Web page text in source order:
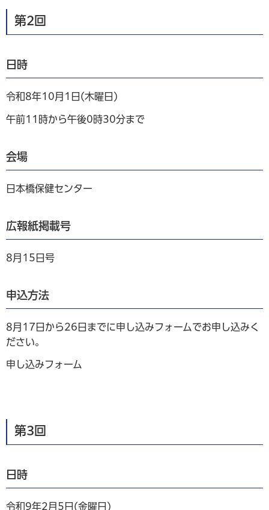
第2回
日時
令和8年10月1日(木曜日)
午前11時から午後0時30分まで
会場
日本橋保健センター
広報紙掲載号
8月15日号
申込方法
8月17日から26日までに申し込みフォームでお申し込みく
ださい。
申し込みフォーム
第3回
日時
令和9年2月5日(金曜日)